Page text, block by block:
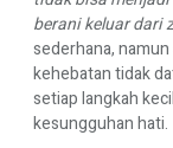
berani keluar dari
sederhana,
kehebatan tidak
setiap langkah
kesungguhan hati.